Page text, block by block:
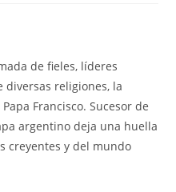
de fieles, líderes
religiones, la
Francisco. Sucesor de
argentino deja una huella
creyentes y del mundo